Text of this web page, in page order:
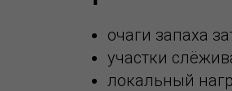
очаги запаха
участки
локальный